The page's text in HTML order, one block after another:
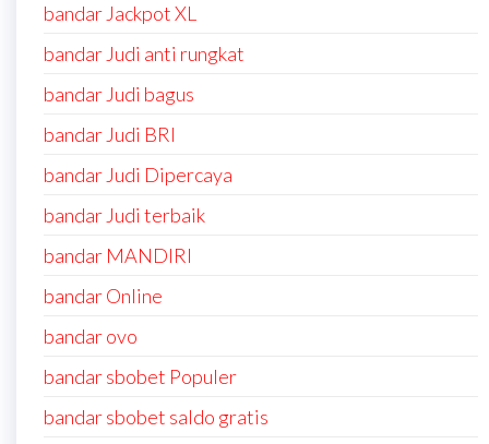
bandar Jackpot XL
bandar Judi anti rungkat
bandar Judi bagus
bandar Judi BRI
bandar Judi Dipercaya
bandar Judi terbaik
bandar MANDIRI
bandar Online
bandar ovo
bandar sbobet Populer
bandar sbobet saldo gratis